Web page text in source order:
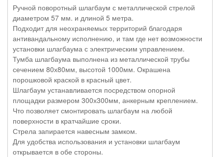
Ручной поворотный шлагбаум с металлической стрелой
диаметром 57 мм. и длиной 5 метра.
Подходит для неохраняемых территорий благодаря
антивандальному исполнению, и там где нет возможности
установки шлагбаума с электрическим управлением.
Тумба шлагбаума выполнена из металлической трубы
сечением 80х80мм, высотой 1000мм. Окрашена
порошковой краской в красный цвет.
Шлагбаум устанавливается посредством опорной
площадки размером 300х300мм, анкерным креплением.
Что позволяет смонтировать шлагбаум на любой
поверхности в кратчайшие сроки.
Стрела запирается навесным замком.
Для удобства использования и установки шлагбаум
открывается в обе стороны.